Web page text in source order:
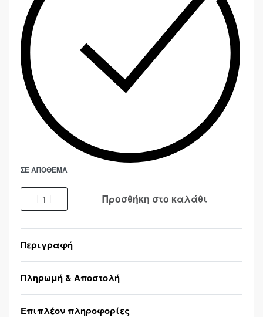
ΣΕ ΑΠΌΘΕΜΑ
Προσθήκη στο καλάθι
Περιγραφή
Πληρωμή & Αποστολή
Επιπλέον πληροφορίες